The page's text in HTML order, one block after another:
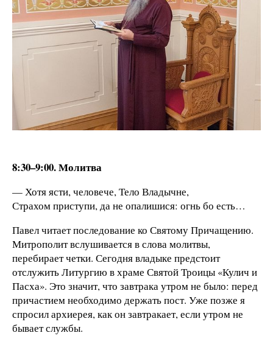
8:30–9:00. Молитва
— Хотя ясти, человече, Тело Владычне,
Страхом приступи, да не опалишися: огнь бо есть…
Павел читает последование ко Святому Причащению.
Митрополит вслушивается в слова молитвы,
перебирает четки. Сегодня владыке предстоит
отслужить Литургию в храме Святой Троицы «Кулич и
Пасха». Это значит, что завтрака утром не было: перед
причастием необходимо держать пост. Уже позже я
спросил архиерея, как он завтракает, если утром не
бывает службы.